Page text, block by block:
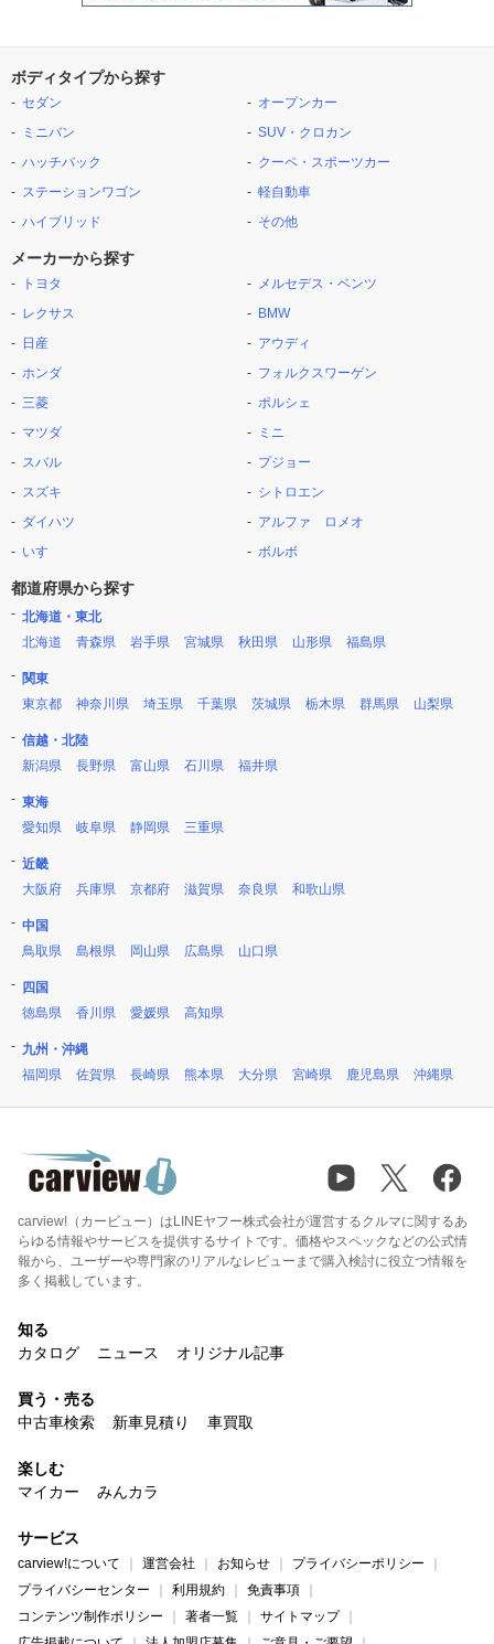
ボディタイプから探す
セダン
ミニバン
ハッチバック
ステーションワゴン
ハイブリッド
オープンカー
SUV・クロカン
クーペ・スポーツカー
軽自動車
その他
メーカーから探す
トヨタ
レクサス
日産
ホンダ
三菱
マツダ
スバル
スズキ
ダイハツ
いすゞ
メルセデス・ベンツ
BMW
アウディ
フォルクスワーゲン
ポルシェ
ミニ
プジョー
シトロエン
アルファ ロメオ
ボルボ
都道府県から探す
北海道・東北
北海道
青森県 岩手県 宮城県 秋田県 山形県 福島県
関東
東京都
神奈川県 埼玉県 千葉県 茨城県 栃木県 群馬県 山梨県
信越・北陸
新潟県
長野県 富山県 石川県 福井県
東海
愛知県
岐阜県 静岡県 三重県
近畿
大阪府
兵庫県 京都府 滋賀県 奈良県 和歌山県
中国
鳥取県
島根県 岡山県 広島県 山口県
四国
徳島県
香川県 愛媛県 高知県
九州・沖縄
福岡県
佐賀県 長崎県 熊本県 大分県 宮崎県 鹿児島県 沖縄県
carview!（カービュー）はLINEヤフー株式会社が運営するクルマに関するあ
らゆる情報やサービスを提供するサイトです。価格やスペックなどの公式情
報から、ユーザーや専門家のリアルなレビューまで購入検討に役立つ情報を
多く掲載しています。
知る
カタログ
ニュース オリジナル記事
買う・売る
中古車検索
新車見積り 車買取
楽しむ
マイカー
みんカラ
サービス
carview!について 運営会社 お知らせ
プライバシーポリシー
プライバシーセンター
利用規約
免責事項
コンテンツ制作ポリシー
著者一覧
サイトマップ